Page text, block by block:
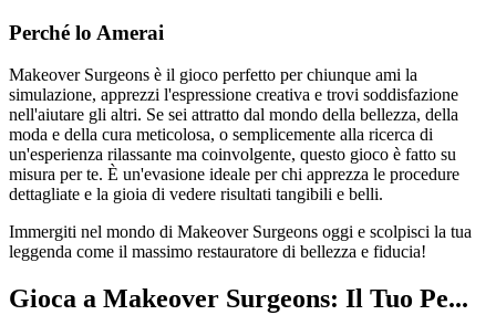
Perché lo Amerai
Makeover Surgeons è il gioco perfetto per chiunque ami la
simulazione, apprezzi l'espressione creativa e trovi soddisfazione
nell'aiutare gli altri. Se sei attratto dal mondo della bellezza, della
moda e della cura meticolosa, o semplicemente alla ricerca di
un'esperienza rilassante ma coinvolgente, questo gioco è fatto su
misura per te. È un'evasione ideale per chi apprezza le procedure
dettagliate e la gioia di vedere risultati tangibili e belli.
Immergiti nel mondo di Makeover Surgeons oggi e scolpisci la tua
leggenda come il massimo restauratore di bellezza e fiducia!
Gioca a Makeover Surgeons: Il Tuo Pe...